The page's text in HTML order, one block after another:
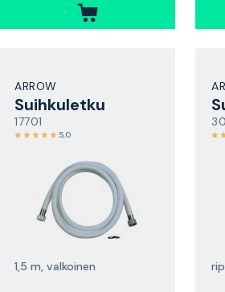
ARROW
Suihkuletku
17701
5,0
1,5 m, valkoinen